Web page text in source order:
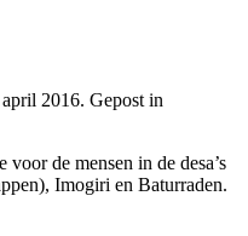
2016. Gepost in
de mensen in de desa’s
Imogiri en Baturraden.